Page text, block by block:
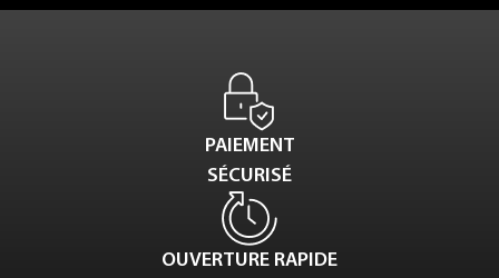
PAIEMENT
SÉCURISÉ
OUVERTURE RAPIDE